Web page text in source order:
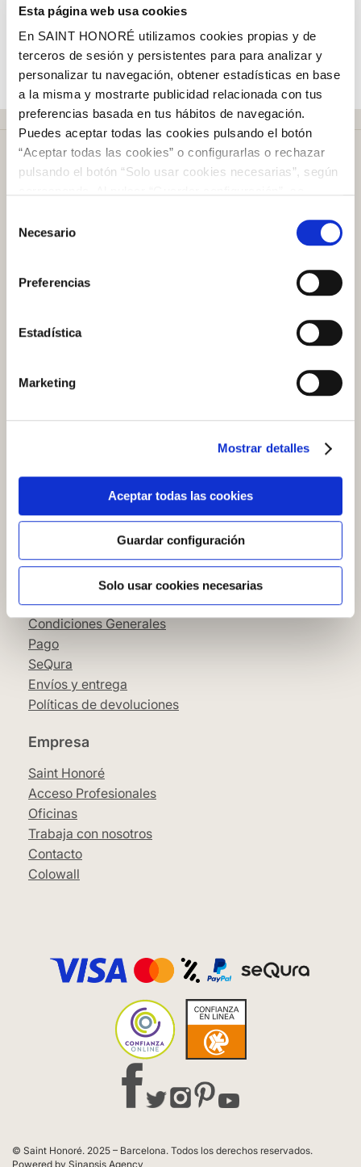
Esta página web usa cookies
En SAINT HONORÉ utilizamos cookies propias y de
terceros de sesión y persistentes para para analizar y
personalizar tu navegación, obtener estadísticas en base
a la misma y mostrarte publicidad relacionada con tus
preferencias basada en tus hábitos de navegación.
Puedes aceptar todas las cookies pulsando el botón
“Aceptar todas las cookies” o configurarlas o rechazar
pulsando el botón “Solo usar cookies necesarias”, según
no has seleccionado ninguna opción, pulsar este botón
equivaldrá a rechazar todas las cookies. Si deseas
obtener más información consulta nuestra Política de
Cookiesaquí
Necesario
Preferencias
Estadística
Marketing
Mostrar detalles
Aceptar todas las cookies
Guardar configuración
Solo usar cookies necesarias
más.
Crear una cuenta
© Saint Honoré. 2025 – Barcelona. Todos los derechos reservados.
Powered by Sinapsis Agency
Atención al cliente
Cómo colocar papel pintado
Simbología del papel pintado
Cookies
Política de privacidad
Guía de compra
Aviso Legal
Condiciones Generales
Pago
SeQura
Envíos y entrega
Políticas de devoluciones
Empresa
Saint Honoré
Acceso Profesionales
Oficinas
Trabaja con nosotros
Contacto
Colowall